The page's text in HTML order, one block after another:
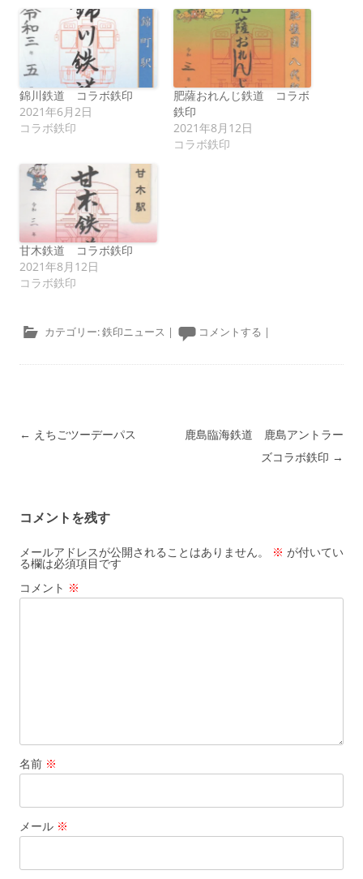
錦川鉄道 コラボ鉄印
2021年6月2日
コラボ鉄印
肥薩おれんじ鉄道 コラボ
鉄印
2021年8月12日
コラボ鉄印
甘木鉄道 コラボ鉄印
2021年8月12日
コラボ鉄印
カテゴリー:鉄印ニュース | コメントする |
投稿ナビゲーション
← えちごツーデーパス
鹿島臨海鉄道 鹿島アントラー
ズコラボ鉄印 →
コメントを残す
メールアドレスが公開されることはありません。 ※ が付いてい
る欄は必須項目です
コメント ※
名前 ※
メール ※